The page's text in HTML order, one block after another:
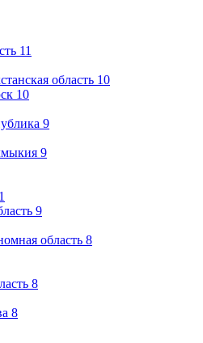
11
область 10
10
9
9
1
9
область 8
8
8